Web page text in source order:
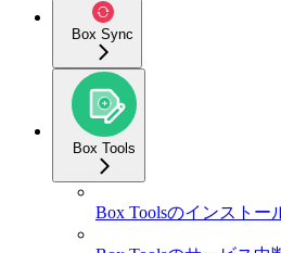
Box Sync
Box Tools
Box Toolsのインストー